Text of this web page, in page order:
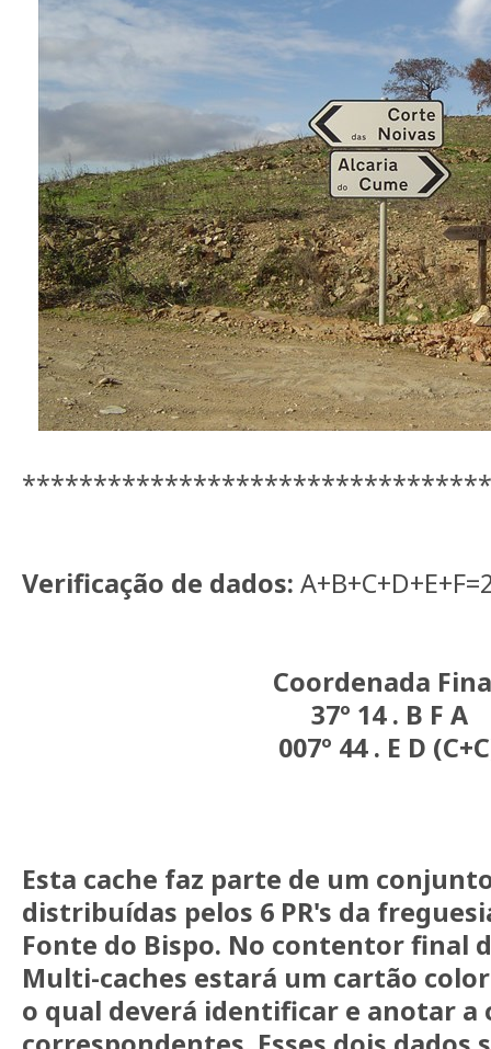
Verificação de dados:
Coordenada
37º 14 . B F A
007º 44 . E D
Esta cache faz parte de um
distribuídas pelos 6 PR's da
Fonte do Bispo. No contentor final
Multi-caches estará um cartão
o qual deverá identificar e anotar a